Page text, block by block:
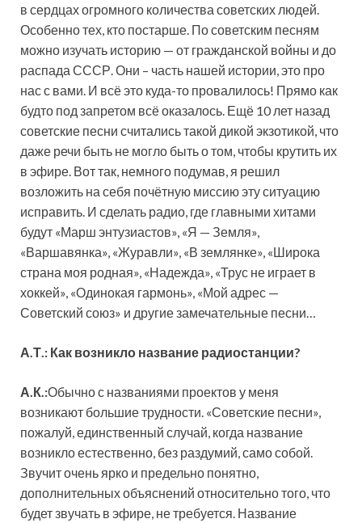
в сердцах огромного количества советских людей.
Особенно тех, кто постарше. По советским песням
можно изучать историю — от гражданской войны и до
распада СССР. Они – часть нашей истории, это про
нас с вами. И всё это куда-то провалилось! Прямо как
будто под запретом всё оказалось. Ещё 10 лет назад
советские песни считались такой дикой экзотикой, что
даже речи быть не могло быть о том, чтобы крутить их
в эфире. Вот так, немного подумав, я решил
возложить на себя почётную миссию эту ситуацию
исправить. И сделать радио, где главными хитами
будут «Марш энтузиастов», «Я — Земля»,
«Варшавянка», «Журавли», «В землянке», «Широка
страна моя родная», «Надежда», «Трус не играет в
хоккей», «Одинокая гармонь», «Мой адрес —
Советский союз» и другие замечательные песни…
А.Т.: Как возникло название радиостанции?
А.К.:Обычно с названиями проектов у меня
возникают большие трудности. «Советские песни»,
пожалуй, единственный случай, когда название
возникло естественно, без раздумий, само собой.
Звучит очень ярко и предельно понятно,
дополнительных объяснений относительно того, что
будет звучать в эфире, не требуется. Название